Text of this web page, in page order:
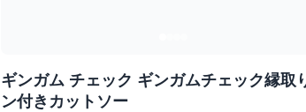
ギンガム チェック ギンガムチェック縁取
ン付きカットソー